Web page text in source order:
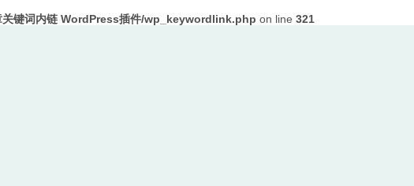
键词内链 WordPress插件/wp_keywordlink.php on line 321